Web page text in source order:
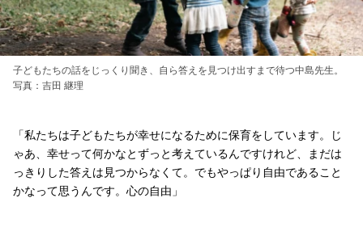
子どもたちの話をじっくり聞き、自ら答えを見つけ出すまで待つ中島先生。
写真：吉田 継理
「私たちは子どもたちが幸せになるために保育をしています。じ
ゃあ、幸せって何かなとずっと考えているんですけれど、まだは
っきりした答えは見つからなくて。でもやっぱり自由であること
かなって思うんです。心の自由」